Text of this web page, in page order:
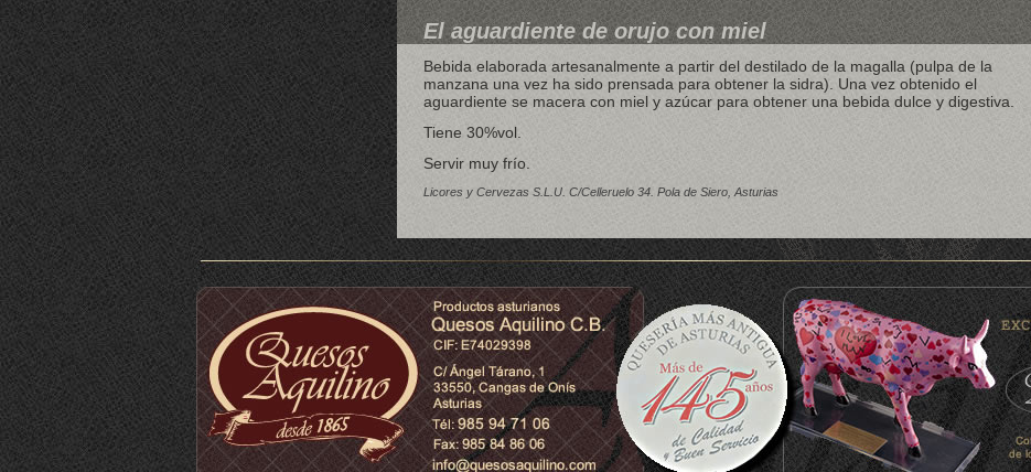
El aguardiente de orujo con miel
Bebida elaborada artesanalmente a partir del destilado de la magalla (pulpa de la
manzana una vez ha sido prensada para obtener la sidra). Una vez obtenido el
aguardiente se macera con miel y azúcar para obtener una bebida dulce y digestiva.
Tiene 30%vol.
Servir muy frío.
Licores y Cervezas S.L.U. C/Celleruelo 34. Pola de Siero, Asturias